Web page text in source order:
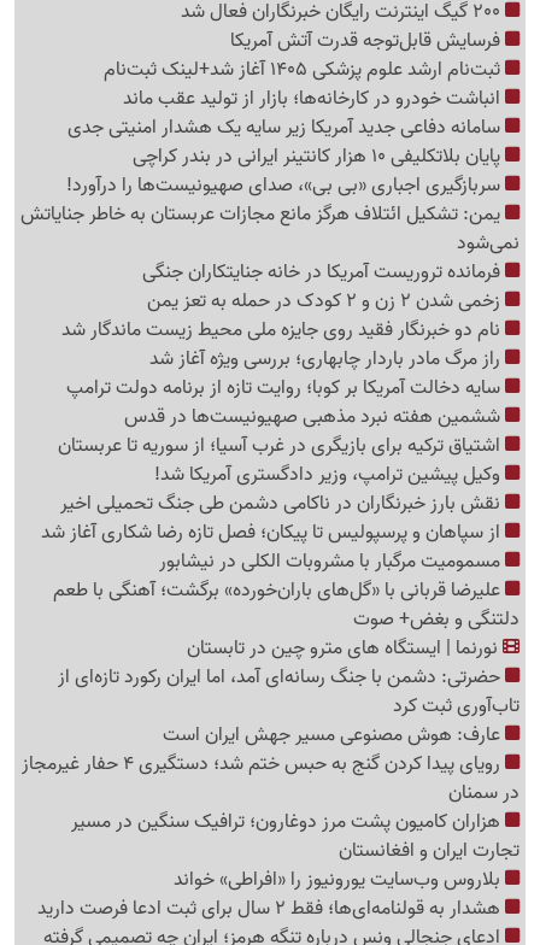
فرسایش قابل‌توجه قدرت آتش آمریکا
ثبت‌نام ارشد علوم پزشکی 1405 آغاز شد+لینک ثبت‌نام
انباشت خودرو در کارخانه‌ها؛ بازار از تولید عقب ماند
سامانه دفاعی جدید آمریکا زیر سایه یک هشدار امنیتی جدی
پایان بلاتکلیفی 10 هزار کانتینر ایرانی در بندر کراچی
سربازگیری اجباری «بی بی»، صدای صهیونیست‌ها را درآورد!
یمن: تشکیل ائتلاف هرگز مانع مجازات عربستان به خاطر جنایاتش
نمی‌شود
فرمانده تروریست آمریکا در خانه جنایتکاران جنگی
زخمی شدن 2 زن و 2 کودک در حمله به تعز یمن
نام دو خبرنگار فقید روی جایزه ملی محیط زیست ماندگار شد
راز مرگ مادر باردار چابهاری؛ بررسی ویژه آغاز شد
سایه دخالت آمریکا بر کوبا؛ روایت تازه از برنامه دولت ترامپ
ششمین هفته نبرد مذهبی صهیونیست‌ها در قدس
اشتیاق ترکیه برای بازیگری در غرب آسیا؛ از سوریه تا عربستان
وکیل پیشین ترامپ، وزیر دادگستری آمریکا شد!
نقش بارز خبرنگاران در ناکامی دشمن طی جنگ تحمیلی اخیر
از سپاهان و پرسپولیس تا پیکان؛ فصل تازه رضا شکاری آغاز شد
مسمومیت مرگبار با مشروبات الکلی در نیشابور
علیرضا قربانی با «گل‌های باران‌خورده» برگشت؛ آهنگی با طعم
دلتنگی و بغض+ صوت
نورنما | ایستگاه های مترو چین در تابستان
حضرتی: دشمن با جنگ رسانه‌ای آمد، اما ایران رکورد تازه‌ای از
تاب‌آوری ثبت کرد
عارف: هوش مصنوعی مسیر جهش ایران است
رویای پیدا کردن گنج به حبس ختم شد؛ دستگیری 4 حفار غیرمجاز
در سمنان
هزاران کامیون پشت مرز دوغارون؛ ترافیک سنگین در مسیر
تجارت ایران و افغانستان
بلاروس وب‌سایت یورونیوز را «افراطی» خواند
هشدار به قولنامه‌ای‌ها؛ فقط 2 سال برای ثبت ادعا فرصت دارید
ادعای جنجالی ونس درباره تنگه هرمز؛ ایران چه تصمیمی گرفته